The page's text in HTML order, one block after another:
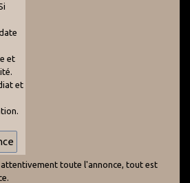
et
et
toute l'annonce, tout est